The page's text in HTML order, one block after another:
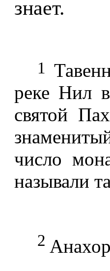
знает.
1
реке Нил
святой
число
называли
2